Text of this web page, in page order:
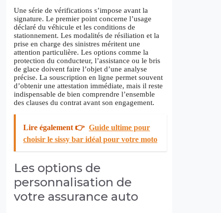
Une série de vérifications s’impose avant la
signature. Le premier point concerne l’usage
déclaré du véhicule et les conditions de
stationnement. Les modalités de résiliation et la
prise en charge des sinistres méritent une
attention particulière. Les options comme la
protection du conducteur, l’assistance ou le bris
de glace doivent faire l’objet d’une analyse
précise. La souscription en ligne permet souvent
d’obtenir une attestation immédiate, mais il reste
indispensable de bien comprendre l’ensemble
des clauses du contrat avant son engagement.
Lire également 👉 Guide ultime pour
choisir le sissy bar idéal pour votre moto
Les options de
personnalisation de
votre assurance auto